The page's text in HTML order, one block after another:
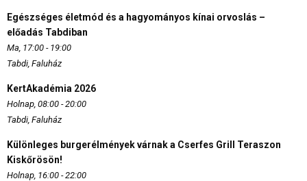
Egészséges életmód és a hagyományos kínai orvoslás –
előadás Tabdiban
Ma, 17:00 - 19:00
Tabdi, Faluház
KertAkadémia 2026
Holnap, 08:00 - 20:00
Tabdi, Faluház
Különleges burgerélmények várnak a Cserfes Grill Teraszon
Kiskőrösön!
Holnap, 16:00 - 22:00